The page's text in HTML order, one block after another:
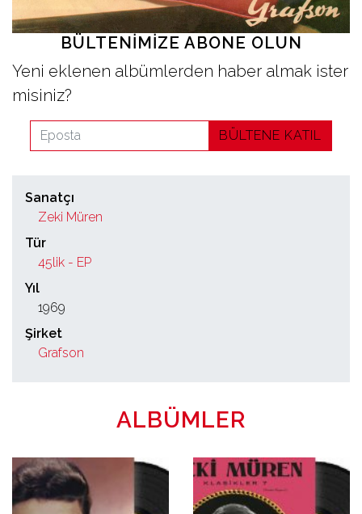
BÜLTENIMIZE ABONE OLUN
Yeni eklenen albümlerden haber almak ister
misiniz?
BÜLTENE KATIL
Sanatçı
Zeki Müren
Tür
45lik - EP
Yıl
1969
Şirket
Grafson
ALBÜMLER